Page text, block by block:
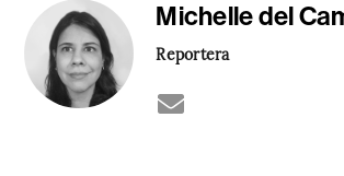
Michelle del
Reportera